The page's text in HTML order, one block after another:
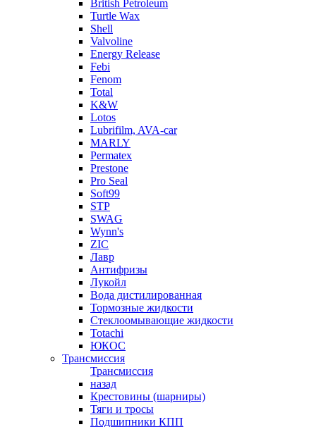
British Petroleum
Turtle Wax
Shell
Valvoline
Energy Release
Febi
Fenom
Total
K&W
Lotos
Lubrifilm, AVA-car
MARLY
Permatex
Prestone
Pro Seal
Soft99
STP
SWAG
Wynn's
ZIC
Лавр
Антифризы
Лукойл
Вода дистилированная
Тормозные жидкости
Стеклоомывающие жидкости
Totachi
ЮКОС
Трансмиссия
Трансмиссия
назад
Крестовины (шарниры)
Тяги и тросы
Подшипники КПП